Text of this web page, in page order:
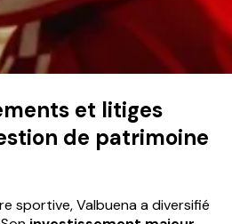
et litiges
de patrimoine
sportive, Valbuena a diversifié